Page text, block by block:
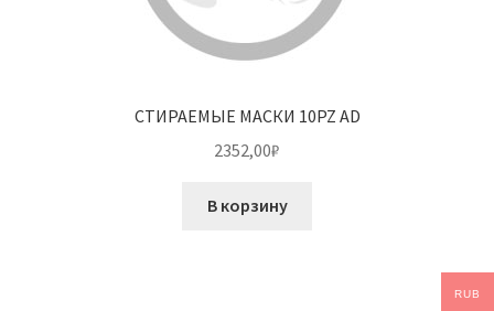
СТИРАЕМЫЕ МАСКИ 10PZ AD
2352,00₽
В корзину
RUB